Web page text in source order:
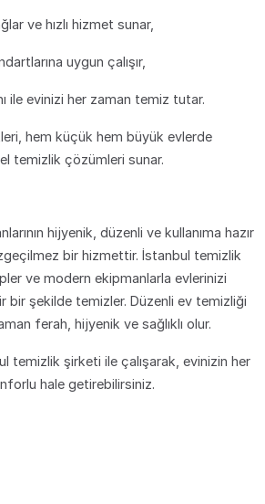
ve hızlı hizmet sunar,
uygun çalışır,
ile evinizi her zaman temiz tutar.
hem küçük hem büyük evlerde
temizlik çözümleri sunar.
hijyenik, düzenli ve kullanıma hazır
bir hizmettir. İstanbul temizlik
ve modern ekipmanlarla evlerinizi
bir şekilde temizler. Düzenli ev temizliği
ferah, hijyenik ve sağlıklı olur.
temizlik şirketi ile çalışarak, evinizin her
hale getirebilirsiniz.